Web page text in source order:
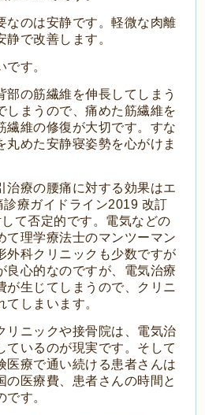
なのは安静です。軽微な肉離
で改善します。
す。
部の筋繊維を伸長してしまう
しまうので、痛めた筋繊維を
繊維の修復が大切です。すな
丸めた安静寝姿勢を心がけま
治療の腰痛に対する効果はエ
診療ガイドライン2019 改訂
て否定的です。 電気などの
て理学療法士のマンツーマン
外科クリニックも少数ですが
良心的なのですが、電気治療
が生じてしまうので、クリニ
しまいます。
リニックや接骨院は、電気治
ているのが現実です。そして
医療で通い続ける患者さんは
の医療費、患者さんの時間と
す。